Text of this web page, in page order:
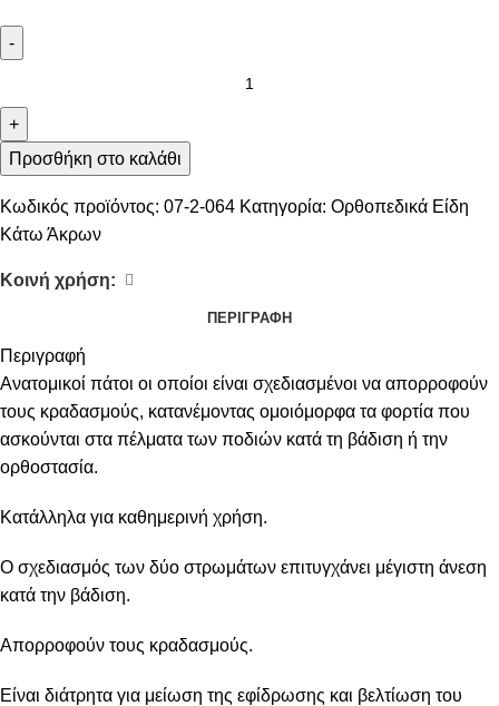
-
+
Προσθήκη στο καλάθι
Κωδικός προϊόντος: 07-2-064 Κατηγορία: Ορθοπεδικά Είδη
Κάτω Άκρων
Κοινή χρήση:
ΠΕΡΙΓΡΑΦΉ
Περιγραφή
Ανατομικοί πάτοι οι οποίοι είναι σχεδιασμένοι να απορροφούν
τους κραδασμούς, κατανέμοντας ομοιόμορφα τα φορτία που
ασκούνται στα πέλματα των ποδιών κατά τη βάδιση ή την
ορθοστασία.
Κατάλληλα για καθημερινή χρήση.
Ο σχεδιασμός των δύο στρωμάτων επιτυγχάνει μέγιστη άνεση
κατά την βάδιση.
Απορροφούν τους κραδασμούς.
Είναι διάτρητα για μείωση της εφίδρωσης και βελτίωση του